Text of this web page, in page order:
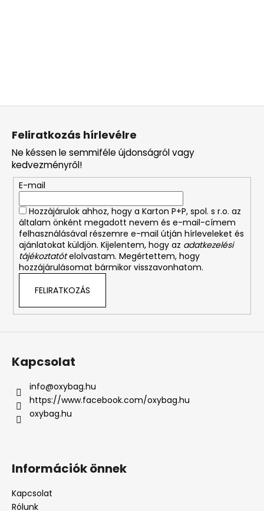
L
Feliratkozás hírlevélre
Ne késsen le semmiféle újdonságról vagy
kedvezményről!
E-mail
Hozzájárulok ahhoz, hogy a Karton P+P, spol. s r.o. az
általam önként megadott nevem és e-mail-címem
felhasználásával részemre e-mail útján hírleveleket és
ajánlatokat küldjön. Kijelentem, hogy az adatkezelési
tájékoztatótelolvastam. Megértettem, hogy
hozzájárulásomat bármikor visszavonhatom.
FELIRATKOZÁS
Kapcsolat
info@oxybag.hu
https://www.facebook.com/oxybag.hu
oxybag.hu
Információk önnek
Kapcsolat
Rólunk